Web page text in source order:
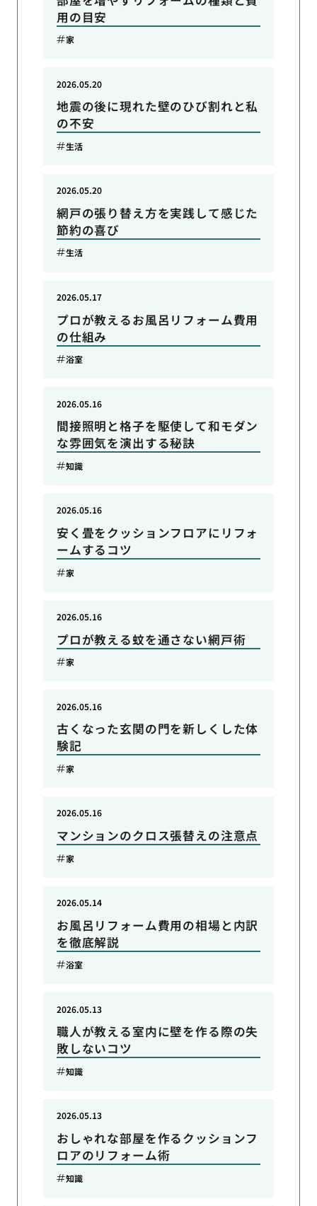
用の目安
家
地震の後に現れた壁のひび割れと私
の不安
2026.05.20
生活
網戸の張り替え方を実践して感じた
節約の喜び
2026.05.20
生活
プロが教えるお風呂リフォーム費用
の仕組み
2026.05.17
浴室
間接照明と格子を駆使して和モダン
な雰囲気を演出する秘訣
2026.05.16
知識
安く畳をクッションフロアにリフォ
ームするコツ
2026.05.16
家
プロが教える蚊を通さない網戸術
2026.05.16
家
古くなった玄関の門を新しくした体
験記
2026.05.16
家
マンションのクロス張替えの注意点
2026.05.16
家
お風呂リフォーム費用の相場と内訳
を徹底解説
2026.05.14
浴室
職人が教える室内に壁を作る際の失
敗しないコツ
2026.05.13
知識
おしゃれな部屋を作るクッションフ
ロアのリフォーム術
2026.05.13
知識